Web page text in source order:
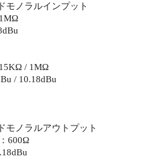
モノラルインプット
/ 1MΩ
/ 10.18dBu
モノラルアウトプット
600Ω